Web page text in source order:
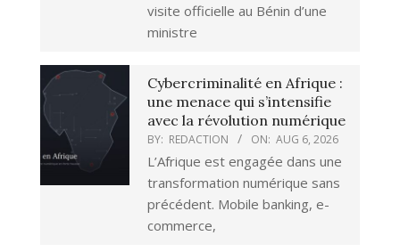
visite officielle au Bénin d’une
ministre
Cybercriminalité en Afrique :
une menace qui s’intensifie
avec la révolution numérique
BY: REDACTION ON: AUG 6, 2026
L’Afrique est engagée dans une
transformation numérique sans
précédent. Mobile banking, e-
commerce,